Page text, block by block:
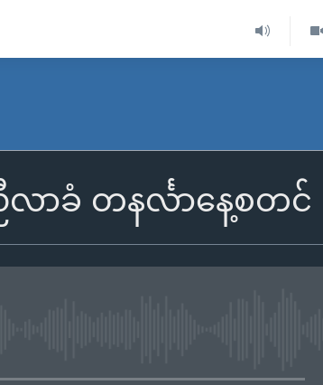
ာခံ တနင်္လာနေ့စတင်